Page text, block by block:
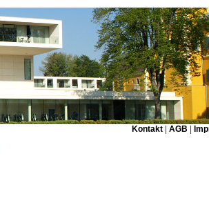
Kontakt AGB